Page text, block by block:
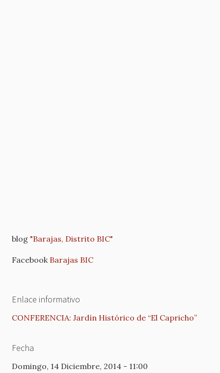
blog "Barajas, Distrito BIC"
Facebook Barajas BIC
Enlace informativo
CONFERENCIA: Jardín Histórico de “El Capricho”
Fecha
Domingo, 14 Diciembre, 2014 - 11:00